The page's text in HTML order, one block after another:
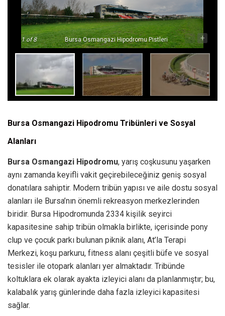
1of 8 Bursa Osmangazi Hipodromu Pistleri - +
Bursa Osmangazi Hipodromu Tribünleri ve Sosyal
Alanları
Bursa Osmangazi Hipodromu, yarış coşkusunu yaşarken
aynı zamanda keyifli vakit geçirebileceğiniz geniş sosyal
donatılara sahiptir. Modern tribün yapısı ve aile dostu sosyal
alanları ile Bursa’nın önemli rekreasyon merkezlerinden
biridir. Bursa Hipodromunda 2334 kişilik seyirci
kapasitesine sahip tribün olmakla birlikte, içerisinde pony
clup ve çocuk parkı bulunan piknik alanı, At’la Terapi
Merkezi, koşu parkuru, fitness alanı çeşitli büfe ve sosyal
tesisler ile otopark alanları yer almaktadır. Tribünde
koltuklara ek olarak ayakta izleyici alanı da planlanmıştır; bu,
kalabalık yarış günlerinde daha fazla izleyici kapasitesi
sağlar.